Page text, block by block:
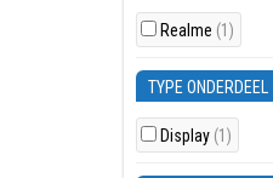
Realme (1)
TYPE ONDERDEEL
Display (1)